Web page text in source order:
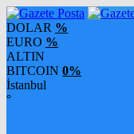
DOLAR %
EURO %
ALTIN
BITCOIN 0%
İstanbul
°